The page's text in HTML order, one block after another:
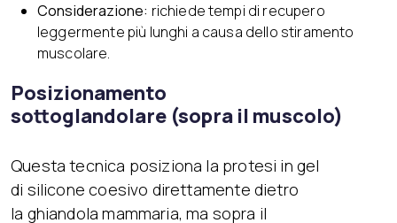
Considerazione: richiede tempi di recupero
leggermente più lunghi a causa dello stiramento
muscolare.
Posizionamento
sottoglandolare (sopra il muscolo)
Questa tecnica posiziona la protesi in gel
di silicone coesivo direttamente dietro
la ghiandola mammaria, ma sopra il